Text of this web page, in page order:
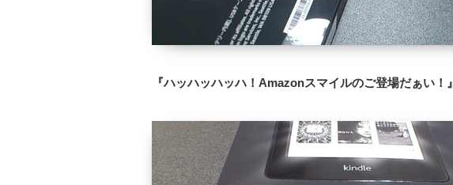
『ハッハッハッハ！Amazonスマイルのご登場だぁい！』